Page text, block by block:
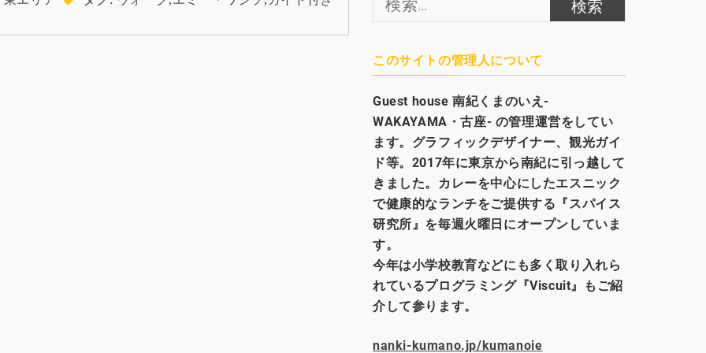
索:
このサイトの管理人について
Guest house南紀くまのいえ-
WAKAYAMA・古座- の管理運営をしてい
ます。グラフィックデザイナー、観光ガイ
ド等。2017年に東京から南紀に引っ越して
きました。カレーを中心にしたエスニック
で健康的なランチをご提供する『スパイス
研究所』を毎週火曜日にオープンしていま
す。
今年は小学校教育などにも多く取り入れら
れているプログラミング『Viscuit』もご紹
介して参ります。
nanki-kumano.jp/kumanoie